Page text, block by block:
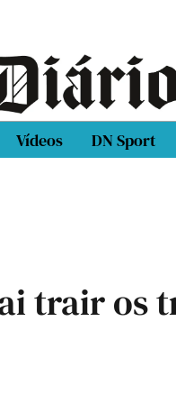
Vídeos DN Sport
trair os